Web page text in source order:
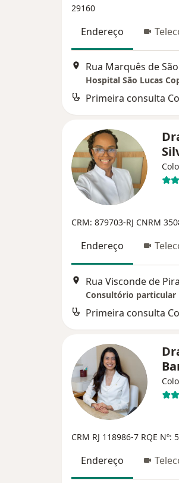
29160
Endereço
Hospital São Lucas
CRM: 879703-RJ CNRM
Endereço
Consultório particular
Primeira consulta
CRM RJ 118986-7 RQE Nº:
Endereço